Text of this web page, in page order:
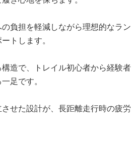
負担を軽減しながら理想的なラン
トします。
造で、トレイル初心者から経験者
足です。
せた設計が、長距離走行時の疲労